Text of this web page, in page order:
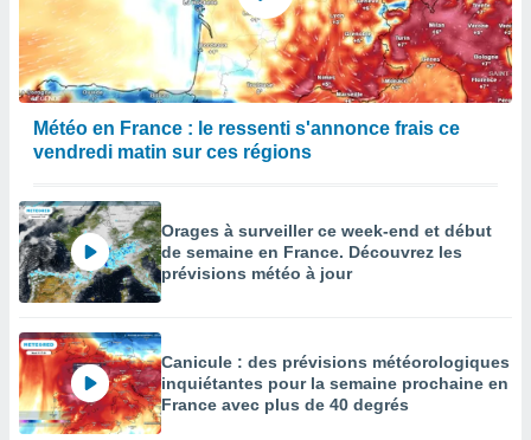
Météo en France : le ressenti s'annonce frais ce
vendredi matin sur ces régions
Orages à surveiller ce week-end et début
de semaine en France. Découvrez les
prévisions météo à jour
Canicule : des prévisions météorologiques
inquiétantes pour la semaine prochaine en
France avec plus de 40 degrés